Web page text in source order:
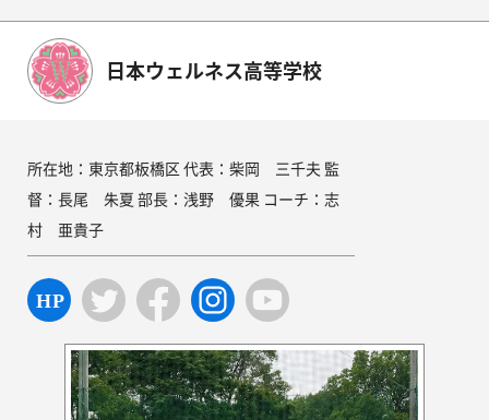
日本ウェルネス高等学校
所在地：東京都板橋区 代表：柴岡 三千夫 監
督：長尾 朱夏 部長：浅野 優果 コーチ：志
村 亜貴子